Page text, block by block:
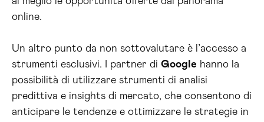
online.
Un altro punto da non sottovalutare è l’accesso a
strumenti esclusivi. I partner di Google hanno la
possibilità di utilizzare strumenti di analisi
predittiva e insights di mercato, che consentono di
anticipare le tendenze e ottimizzare le strategie in